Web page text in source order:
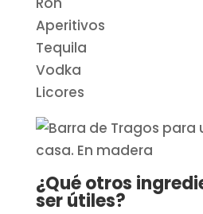
Aperitivos
Tequila
Vodka
Licores
¿Qué otros
ser útiles?